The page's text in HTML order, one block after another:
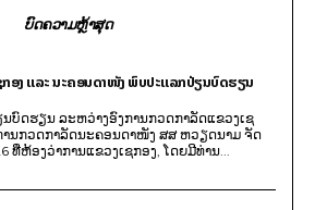
ບົດຄວາມຫຼ້າສຸດ
ກອງ ແລະ ນະຄອນດາໜັງ ພົບປະແລກປ່ຽນບົດຮຽນ
ບົດຮຽນ ລະຫວ່າງອົງການກວດກາລັດແຂວງເຊ
ານກວດກາລັດນະຄອນດາໜັງ ສສ ຫວຽດນາມ ຈັດ
ທີ່ຫ້ອງວ່າການແຂວງເຊກອງ, ໂດຍມີທ່ານ...